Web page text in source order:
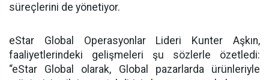
süreçlerini de yönetiyor.
eStar Global Operasyonlar Lideri Kunter Aşkın,
faaliyetlerindeki gelişmeleri şu sözlerle özetledi:
“eStar Global olarak, Global pazarlarda ürünleriyle